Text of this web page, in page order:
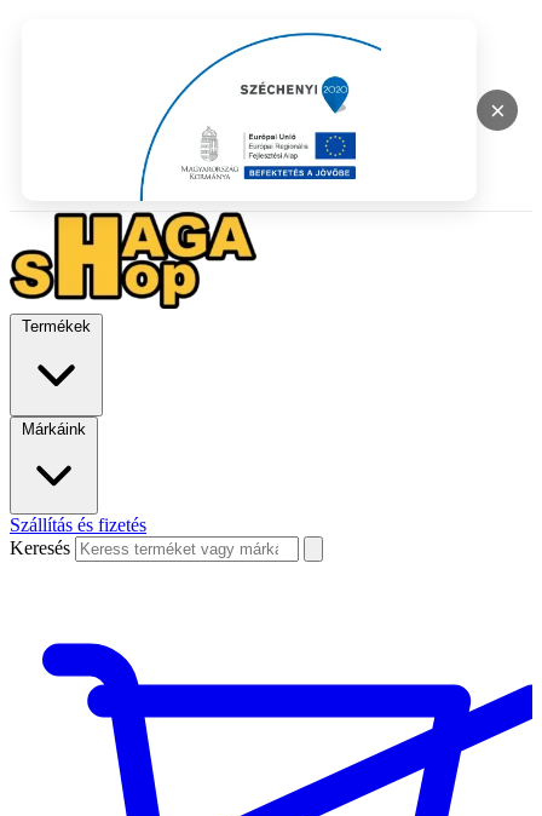
×
Termékek
Márkáink
Szállítás és fizetés
Keresés